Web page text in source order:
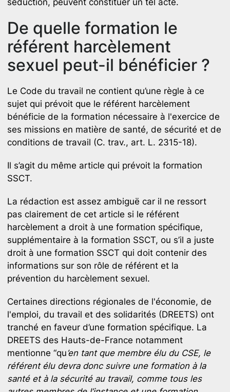
séduction, peuvent constituer un tel acte.
De quelle formation le
référent harcèlement
sexuel peut-il bénéficier ?
Le Code du travail ne contient qu’une règle à ce
sujet qui prévoit que le référent harcèlement
bénéficie de la formation nécessaire à l'exercice de
ses missions en matière de santé, de sécurité et de
conditions de travail (C. trav., art. L. 2315-18).
Il s’agit du même article qui prévoit la formation
SSCT.
La rédaction est assez ambiguë car il ne ressort
pas clairement de cet article si le référent
harcèlement a droit à une formation spécifique,
supplémentaire à la formation SSCT, ou s’il a juste
droit à une formation SSCT qui doit contenir des
informations sur son rôle de référent et la
prévention du harcèlement sexuel.
Certaines directions régionales de l'économie, de
l'emploi, du travail et des solidarités (DREETS) ont
tranché en faveur d’une formation spécifique. La
DREETS des Hauts-de-France notamment
mentionne “qu’en tant que membre élu du CSE, le
référent élu devra donc suivre une formation à la
santé et à la sécurité au travail, comme tous les